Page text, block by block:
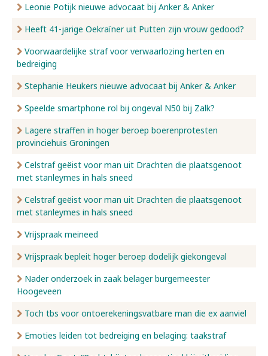
Leonie Potijk nieuwe advocaat bij Anker & Anker
Heeft 41-jarige Oekraïner uit Putten zijn vrouw gedood?
Voorwaardelijke straf voor verwaarlozing herten en
bedreiging
Stephanie Heukers nieuwe advocaat bij Anker & Anker
Speelde smartphone rol bij ongeval N50 bij Zalk?
Lagere straffen in hoger beroep boerenprotesten
provinciehuis Groningen
Celstraf geëist voor man uit Drachten die plaatsgenoot
met stanleymes in hals sneed
Celstraf geëist voor man uit Drachten die plaatsgenoot
met stanleymes in hals sneed
Vrijspraak meineed
Vrijspraak bepleit hoger beroep dodelijk giekongeval
Nader onderzoek in zaak belager burgemeester
Hoogeveen
Toch tbs voor ontoerekeningsvatbare man die ex aanviel
Emoties leiden tot bedreiging en belaging: taakstraf